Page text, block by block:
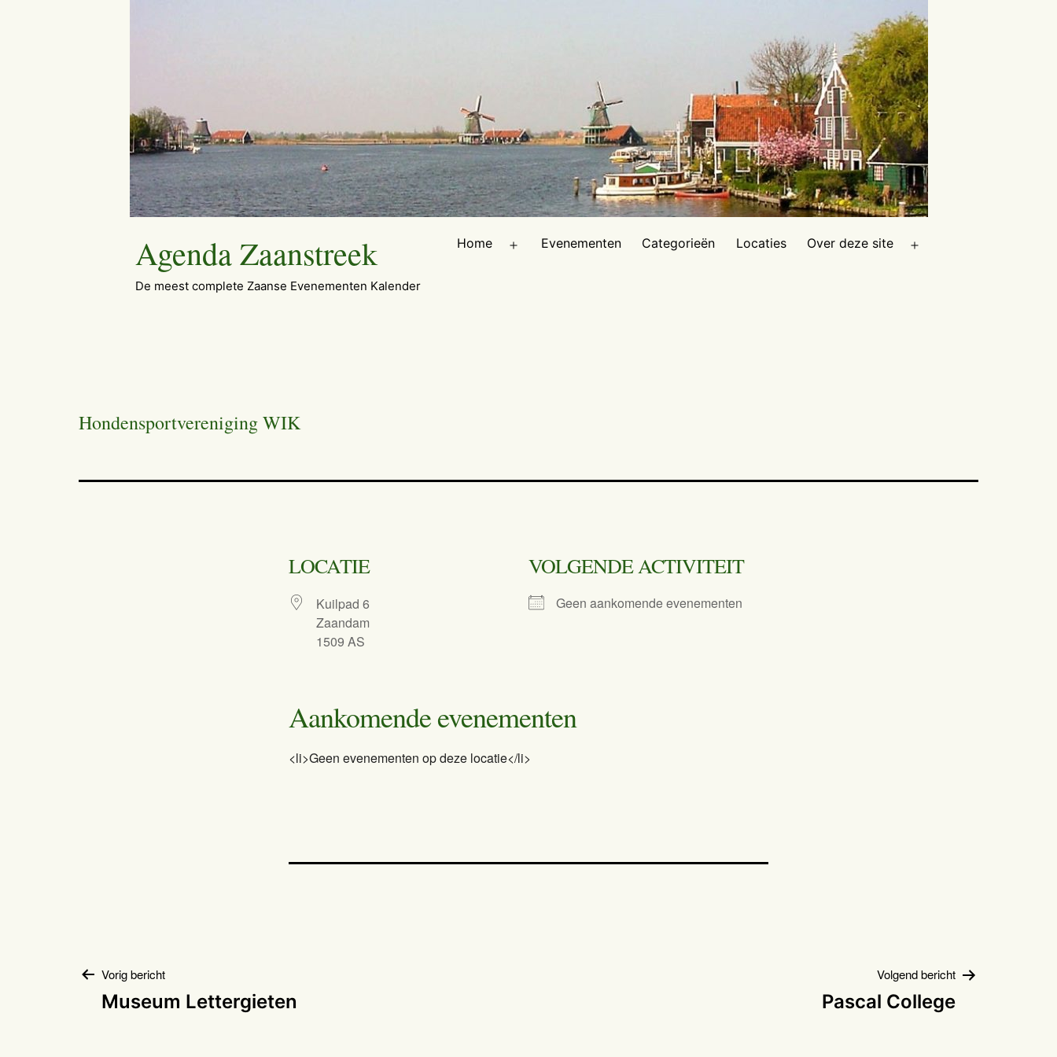
Agenda Zaanstreek
De meest complete Zaanse Evenementen Kalender
Home Evenementen Categorieën Locaties Over deze site
Hondensportvereniging WIK
LOCATIE
Kuilpad 6
Zaandam
1509 AS
VOLGENDE ACTIVITEIT
Geen aankomende evenementen
Aankomende evenementen
<li>Geen evenementen op deze locatie</li>
Bericht
Vorig bericht
Museum Lettergieten
Volgend bericht
Pascal College